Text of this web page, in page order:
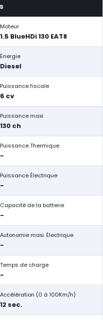
Moteur
1.5 BlueHDi 130 EAT8
Énergie
Diesel
Puissance fiscale
6 cv
Puissance maxi.
130 ch
Puissance Thermique
-
Puissance Électrique
-
Capacité de la batterie
-
Autonomie maxi. Électrique
-
Temps de charge
-
Accélération (0 à 100Km/h)
12 sec.